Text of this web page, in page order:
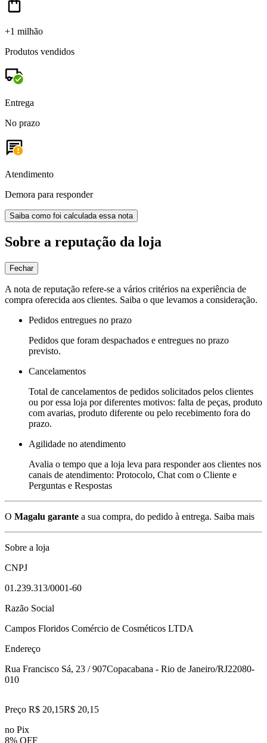
+1 milhão
Produtos vendidos
Entrega
No prazo
Atendimento
Demora para responder
Saiba como foi calculada essa nota
Sobre a reputação da loja
Fechar
A nota de reputação refere-se a vários critérios na experiência de
compra oferecida aos clientes. Saiba o que levamos a consideração.
Pedidos entregues no prazo
Pedidos que foram despachados e entregues no prazo
previsto.
Cancelamentos
Total de cancelamentos de pedidos solicitados pelos clientes
ou por essa loja por diferentes motivos: falta de peças, produto
com avarias, produto diferente ou pelo recebimento fora do
prazo.
Agilidade no atendimento
Avalia o tempo que a loja leva para responder aos clientes nos
canais de atendimento: Protocolo, Chat com o Cliente e
Perguntas e Respostas
O Magalu garante a sua compra, do pedido à entrega. Saiba mais
Sobre a loja
CNPJ
01.239.313/0001-60
Razão Social
Campos Floridos Comércio de Cosméticos LTDA
Endereço
Rua Francisco Sá, 23 / 907Copacabana - Rio de Janeiro/RJ22080-
010
Preço R$ 20,15R$ 20,15
no Pix
8% OFF